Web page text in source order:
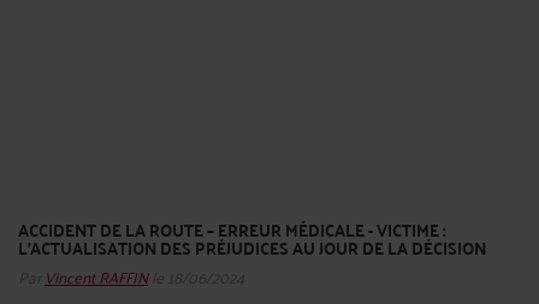
ACCIDENT DE LA ROUTE – ERREUR MÉDICALE - VICTIME :
L’ACTUALISATION DES PRÉJUDICES AU JOUR DE LA DÉCISION
Par Vincent RAFFINle 18/06/2024